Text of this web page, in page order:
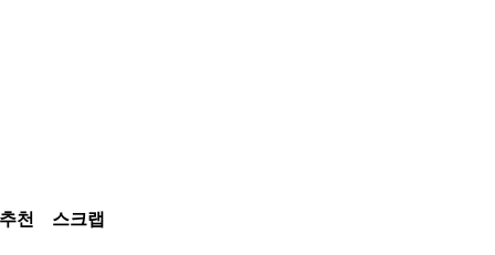
추천 스크랩